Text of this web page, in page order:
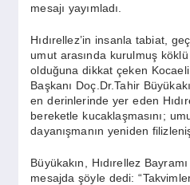
DÜNYA
SAĞLIK
mesajı yayımladı.
Hıdırellez’in insanla tabiat,
umut arasında kurulmuş
olduğuna dikkat çeken
Başkanı Doç.Dr.Tahir
en derinlerinde yer eden
bereketle kucaklaşmasını;
dayanışmanın yeniden
Büyükakın, Hıdırellez
mesajda şöyle dedi: